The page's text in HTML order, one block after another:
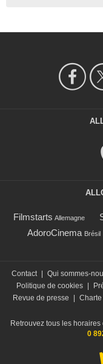
Filmstarts Allemagne
AdoroCinema Brésil
Contact Qui sommes-
Politique de cookies
Revue de presse
Charte
Retrouvez tous les
0